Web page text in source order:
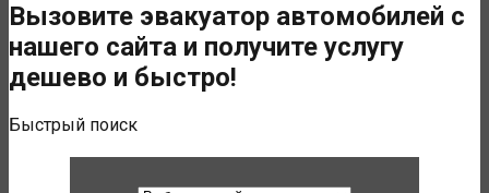
Вызовите эвакуатор автомобилей с
нашего сайта и получите услугу
дешево и быстро!
Быстрый поиск